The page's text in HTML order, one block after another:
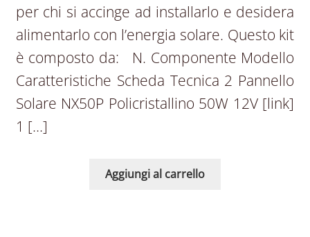
per chi si accinge ad installarlo e desidera
alimentarlo con l’energia solare. Questo kit
è composto da: N. Componente Modello
Caratteristiche Scheda Tecnica 2 Pannello
Solare NX50P Policristallino 50W 12V [link]
1 […]
Aggiungi al carrello